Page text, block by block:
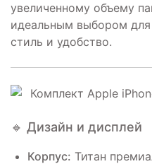
увеличенному объему
идеальным выбором
стиль и удобство.
🔹 Дизайн и дисплей
Корпус: Титан